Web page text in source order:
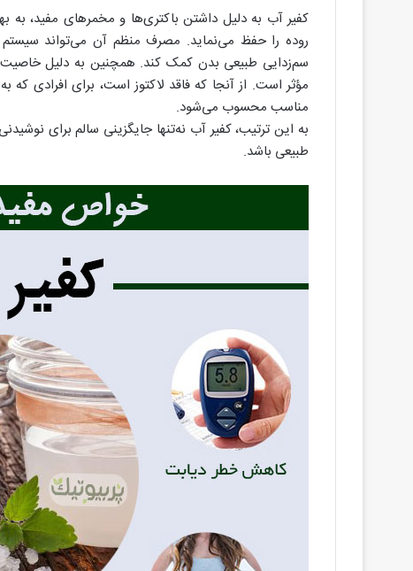
کفیر آب به دلیل داشتن باکتری‌ها و مخمرهای مفید، به
روده را حفظ می‌نماید. مصرف منظم آن می‌تواند سیستم
سم‌زدایی طبیعی بدن کمک کند. همچنین به دلیل
مؤثر است. از آنجا که فاقد لاکتوز است، برای افرادی
مناسب محسوب می‌شود.
به این ترتیب، کفیر آب نه‌تنها جایگزینی سالم برای
طبیعی باشد.